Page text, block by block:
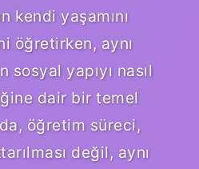
kendi yaşamını
öğretirken, aynı
yapıyı nasıl
dair bir temel
öğretim süreci,
değil, aynı